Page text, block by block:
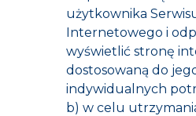
użytkownika
Internetowego i
wyświetlić stronę
dostosowaną do
indywidualnych
b) w celu